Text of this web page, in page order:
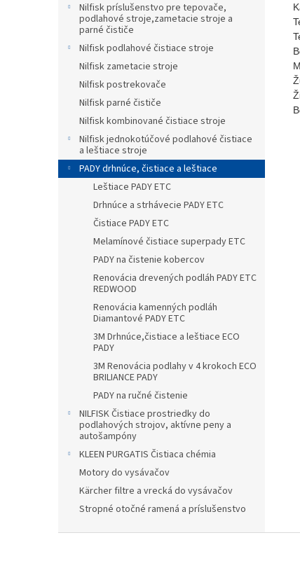
Nilfisk príslušenstvo pre tepovače,
podlahové stroje,zametacie stroje a
parné čističe
Nilfisk podlahové čistiace stroje
Nilfisk zametacie stroje
Nilfisk postrekovače
Nilfisk parné čističe
Nilfisk kombinované čistiace stroje
Nilfisk jednokotúčové podlahové čistiace
a leštiace stroje
PADY drhnúce, čistiace a leštiace
Leštiace PADY ETC
Drhnúce a strhávecie PADY ETC
Čistiace PADY ETC
Melamínové čistiace superpady ETC
PADY na čistenie kobercov
Renovácia drevených podláh PADY ETC
REDWOOD
Renovácia kamenných podláh
Diamantové PADY ETC
3M Drhnúce,čistiace a leštiace ECO
PADY
3M Renovácia podlahy v 4 krokoch ECO
BRILIANCE PADY
PADY na ručné čistenie
NILFISK Čistiace prostriedky do
podlahových strojov, aktívne peny a
autošampóny
KLEEN PURGATIS Čistiaca chémia
Motory do vysávačov
Kärcher filtre a vrecká do vysávačov
Stropné otočné ramená a príslušenstvo